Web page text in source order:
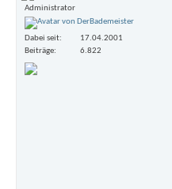
Administrator
Dabei seit
17.04.2001
Beiträge
6.822